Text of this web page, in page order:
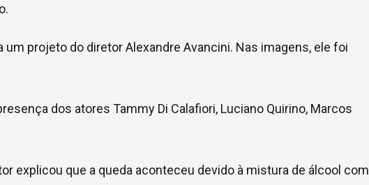
projeto do diretor Alexandre Avancini. Nas imagens, ele foi
dos atores Tammy Di Calafiori, Luciano Quirino, Marcos
explicou que a queda aconteceu devido à mistura de álcool com